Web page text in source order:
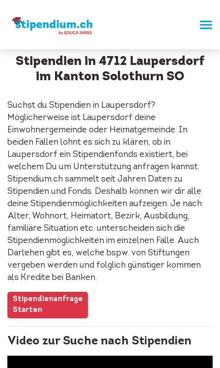
Stipendien in 4712 Laupersdorf
im Kanton Solothurn SO
Suchst du Stipendien in Laupersdorf?
Möglicherweise ist Laupersdorf deine
Einwohnergemeinde oder Heimatgemeinde. In
beiden Fällen lohnt es sich zu klären, ob in
Laupersdorf ein Stipendienfonds existiert, bei
welchem Du um Unterstützung anfragen kannst.
Stipendium.ch sammelt seit Jahren Daten zu
Stipendien und Fonds. Deshalb können wir dir alle
deine Stipendienmöglichkeiten aufzeigen. Je nach
Alter, Wohnort, Heimatort, Bezirk, Ausbildung,
familiäre Situation etc. unterscheiden sich die
Stipendienmöglichkeiten im einzelnen Falle. Auch
Darlehen gibt es, welche bspw. von Stiftungen
vergeben werden und folglich günstiger kommen
als Kredite bei Banken.
Stipendienanfrage
Starten
Video zur Suche nach Stipendien